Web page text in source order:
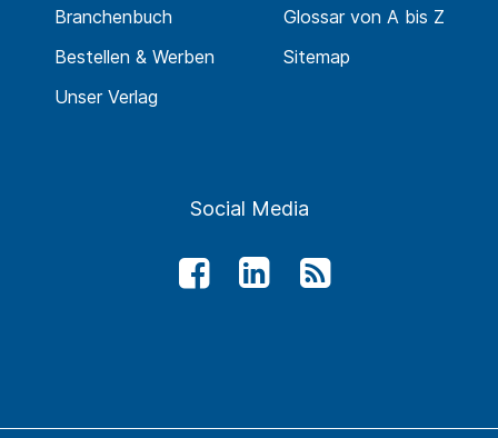
Branchenbuch
Bestellen & Werben
Unser Verlag
Glossar von A bis Z
Sitemap
Social Media